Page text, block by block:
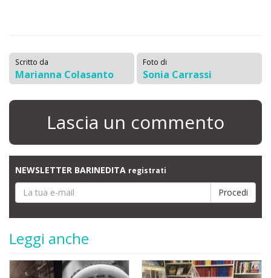
Scritto da
Marianna Colasanto
Foto di
Sonia Carrassi
Lascia un commento
NEWSLETTER BARINEDITA registrati
Leggi anche